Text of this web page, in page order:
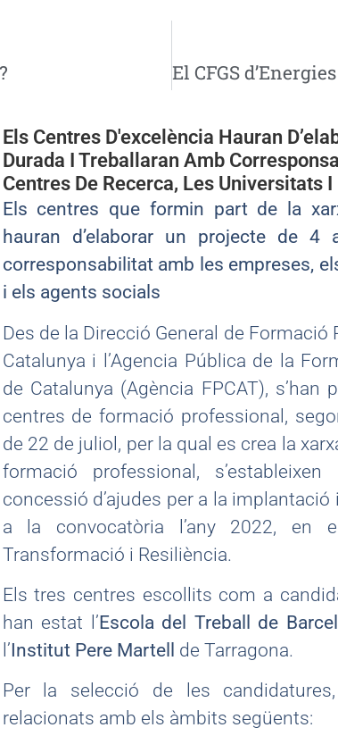
Els Centres D'excelència Hauran
Durada I Treballaran Amb
Centres De Recerca, Les Universitats
Els centres que formin part de la
hauran d’elaborar un projecte de
corresponsabilitat amb les empreses,
i els agents socials
Des de la Direcció General de Formació
Catalunya i l’Agencia Pública de la
de Catalunya (Agència FPCAT),
centres de formació professional,
de 22 de juliol, per la qual es crea la
formació professional,
concessió d’ajudes per a la
a la convocatòria l’any 2022, en
Transformació i Resiliència.
Els tres centres escollits com a
han estat l’Escola del Treball de
l’Institut Pere Martell
de Tarragona.
Per la selecció de les
relacionats amb els àmbits següents: